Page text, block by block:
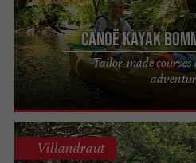
Canoë Kayak
Tailor-made
Villandraut